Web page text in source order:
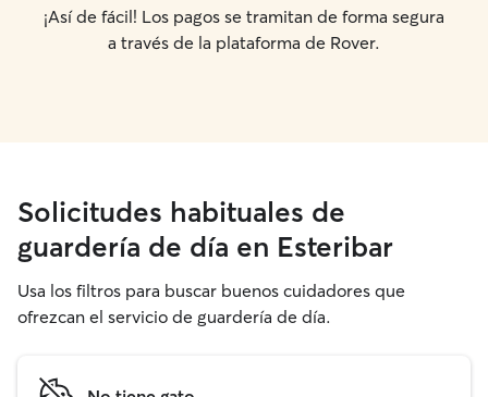
¡Así de fácil! Los pagos se tramitan de forma segura
a través de la plataforma de Rover.
Solicitudes habituales de
guardería de día en Esteribar
Usa los filtros para buscar buenos cuidadores que
ofrezcan el servicio de guardería de día.